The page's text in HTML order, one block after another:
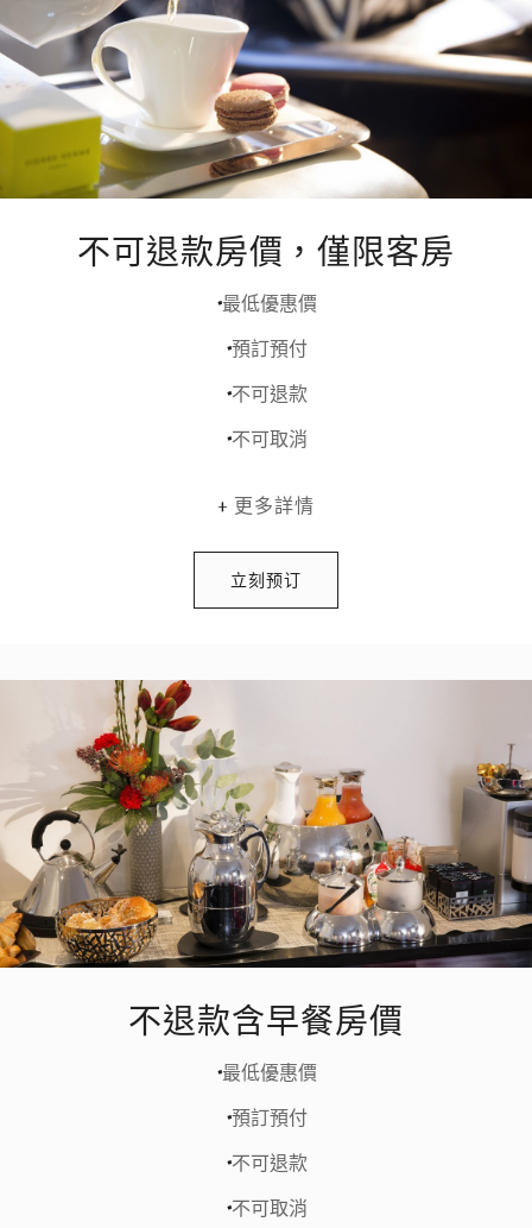
不可退款房價，僅限客房
最低優惠價
預訂預付
不可退款
不可取消
更多詳情
立刻预订
不退款含早餐房價
最低優惠價
預訂預付
不可退款
不可取消